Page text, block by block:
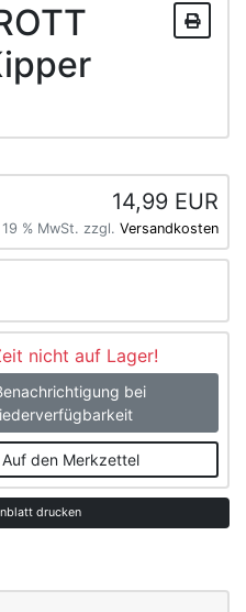
14,99 EUR
% MwSt. zzgl. Versandkosten
nicht auf Lager!
bei
Auf den Merkzettel
drucken